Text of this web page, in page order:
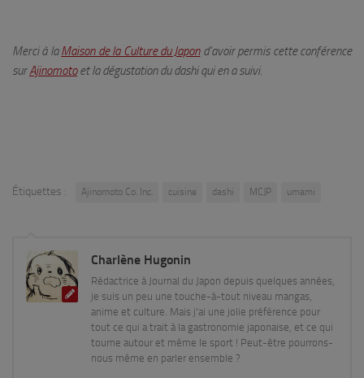
Merci à laMaison de la Culture du Japond’avoir permis cette conférence
surAjinomotoet la dégustation du dashi qui en a suivi.
Étiquettes : Ajinomoto Co. Inc. cuisine dashi MCJP umami
Charlène Hugonin
Rédactrice à Journal du Japon depuis quelques années,
je suis un peu une touche-à-tout niveau mangas,
anime et culture. Mais j'ai une jolie préférence pour
tout ce qui a trait à la gastronomie japonaise, et ce qui
tourne autour et même le sport ! Peut-être pourrons-
nous même en parler ensemble ?